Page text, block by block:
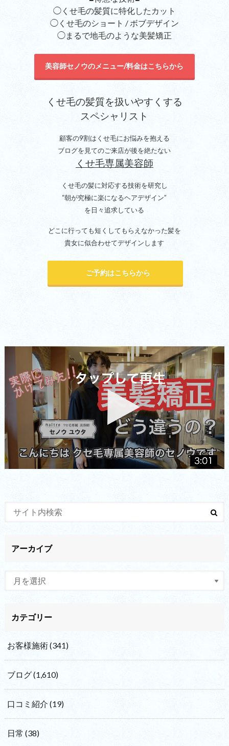
◯くせ毛の髪質に特化したカット
◯くせ毛のショート / ボブデザイン
◯まるで地毛のような美髪矯正
美容師セノウのメニュー/料金はこちらから
くせ毛の髪質を扱いやすくする
スペシャリスト
顧客の9割はくせ毛にお悩みを抱える
ブログを見てのご来店が後を絶たない
くせ毛専属美容師
くせ毛の髪に対応する技術を研究し
“朝が究極に楽になるヘアデザイン”
を日々追求している
どこに行っても短くしてもらえなかった髪を
貴女に似合わせてデザインします
ご予約はこちらから
アーカイブ
カテゴリー
お客様施術(341)
ブログ(1,610)
口コミ紹介 (19)
日常 (38)